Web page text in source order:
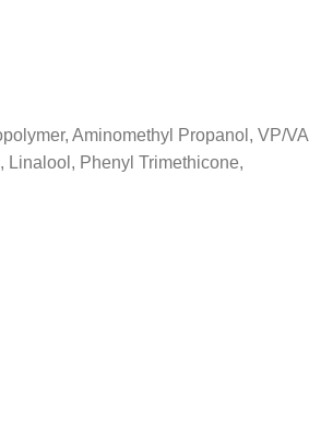
Aminomethyl Propanol, VP/VA
Linalool, Phenyl Trimethicone,